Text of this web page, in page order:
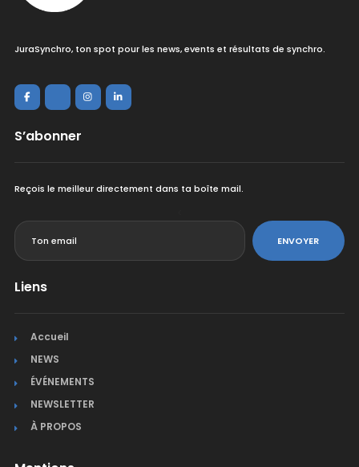
JuraSynchro, ton spot pour les news, events et résultats de synchro.
S’abonner
Reçois le meilleur directement dans ta boîte mail.
ENVOYER
Liens
Accueil
NEWS
ÉVÉNEMENTS
NEWSLETTER
À PROPOS